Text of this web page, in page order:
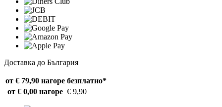
Доставка до България
от € 79,90 нагоре безплатно*
от € 0,00 нагоре € 9,90